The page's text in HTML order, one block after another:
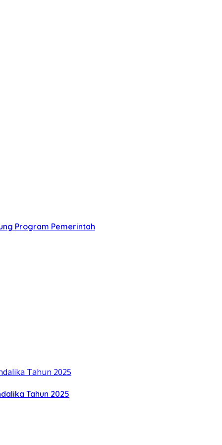
Program Pemerintah
Tahun 2025